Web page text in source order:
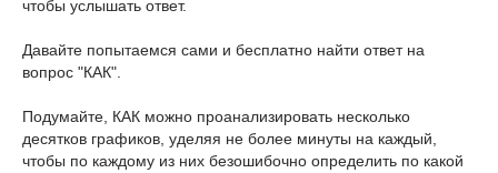
чтобы услышать ответ.
Давайте попытаемся сами и бесплатно найти ответ на
вопрос "КАК".
Подумайте, КАК можно проанализировать несколько
десятков графиков, уделяя не более минуты на каждый,
чтобы по каждому из них безошибочно определить по какой